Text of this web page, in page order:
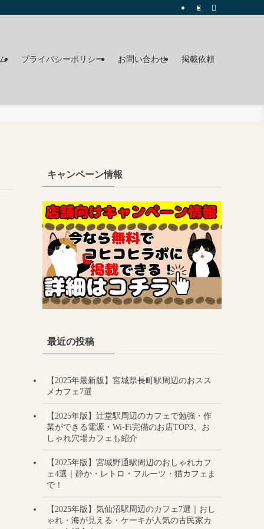
プライバシーポリシー お問い合わせ 掲載依頼
キャンペーン情報
最近の投稿
【2025年最新版】宮城県長町駅周辺のおスス
メカフェ7選
【2025年版】辻堂駅周辺のカフェで勉強・作
業ができる電源・Wi-Fi完備のお店TOP3、お
しゃれ穴場カフェも紹介
【2025年版】宮城野通駅周辺のおしゃれカフ
ェ4選｜静か・レトロ・フルーツ・猫カフェま
で！
【2025年版】気仙沼駅周辺のカフェ7選｜おし
ゃれ・海が見える・ケーキが人気の古民家カ